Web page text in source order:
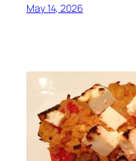
May 14, 2026